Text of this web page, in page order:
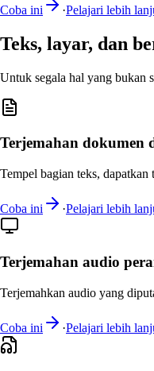
Coba ini ·Pelajari lebih
Teks, layar, dan
Untuk segala hal yang bukan
Terjemahan dokumen
Tempel bagian teks,
Coba ini ·Pelajari lebih
Terjemahan audio
Terjemahkan audio yang
Coba ini ·Pelajari lebih